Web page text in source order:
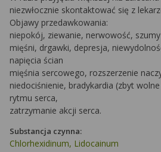
niezwłocznie skontaktować się z
Objawy przedawkowania:
niepokój, ziewanie, nerwowość,
mięśni, drgawki, depresja,
napięcia ścian
mięśnia sercowego, rozszerzenie
niedociśnienie, bradykardia (zbyt
rytmu serca,
zatrzymanie akcji serca.
Substancja czynna:
Chlorhexidinum, Lidocainum